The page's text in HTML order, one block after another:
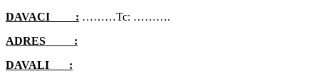
DAVACI : ………Tc: ……….
ADRES :
DAVALI :